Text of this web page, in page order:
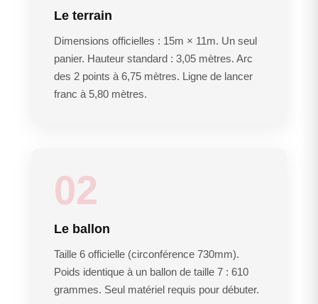
Le terrain
Dimensions officielles : 15m × 11m. Un seul
panier. Hauteur standard : 3,05 mètres. Arc
des 2 points à 6,75 mètres. Ligne de lancer
franc à 5,80 mètres.
02
Le ballon
Taille 6 officielle (circonférence 730mm).
Poids identique à un ballon de taille 7 : 610
grammes. Seul matériel requis pour débuter.